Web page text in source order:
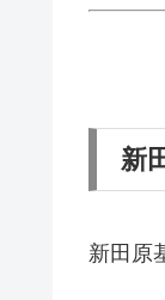
新
新田原